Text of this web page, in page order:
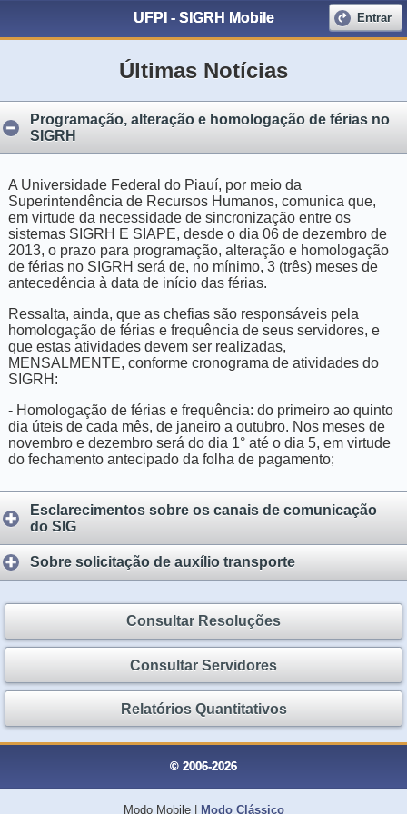
UFPI - SIGRH Mobile Entrar
Últimas Notícias
Programação, alteração e homologação de férias no
SIGRH
A Universidade Federal do Piauí, por meio da
Superintendência de Recursos Humanos, comunica que,
em virtude da necessidade de sincronização entre os
sistemas SIGRH E SIAPE, desde o dia 06 de dezembro de
2013, o prazo para programação, alteração e homologação
de férias no SIGRH será de, no mínimo, 3 (três) meses de
antecedência à data de início das férias.
Ressalta, ainda, que as chefias são responsáveis pela
homologação de férias e frequência de seus servidores, e
que estas atividades devem ser realizadas,
MENSALMENTE, conforme cronograma de atividades do
SIGRH:
- Homologação de férias e frequência: do primeiro ao quinto
dia úteis de cada mês, de janeiro a outubro. Nos meses de
novembro e dezembro será do dia 1° até o dia 5, em virtude
do fechamento antecipado da folha de pagamento;
Esclarecimentos sobre os canais de comunicação
do SIG
Sobre solicitação de auxílio transporte
Consultar Resoluções
Consultar Servidores
Relatórios Quantitativos
© 2006-2026
Modo Mobile| Modo Clássico